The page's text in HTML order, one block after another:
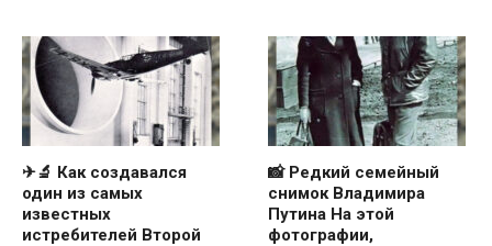
✈🔬 Как создавался
один из самых
известных
истребителей Второй
📸 Редкий семейный
снимок Владимира
Путина На этой
фотографии,